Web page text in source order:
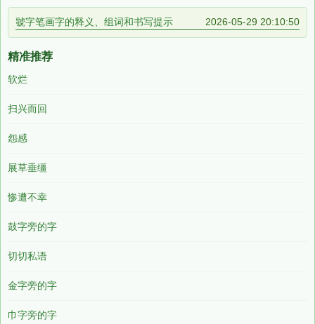
虢字笔画字的释义、组词和书写提示 2026-05-29 20:10:50
精准推荐
软烂
扫兴而回
怨感
展草垂缰
惨遭不幸
鼓字旁的字
切切私语
金字旁的字
巾字旁的字